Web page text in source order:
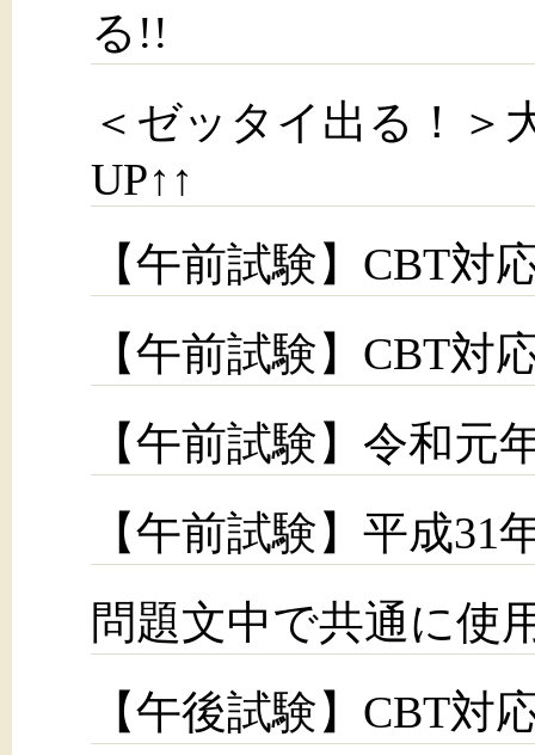
る!!
＜ゼッタイ出る！＞
UP↑↑
【午前試験】CBT対
【午前試験】CBT対
【午前試験】令和元
【午前試験】平成31
問題文中で共通に使
【午後試験】CBT対